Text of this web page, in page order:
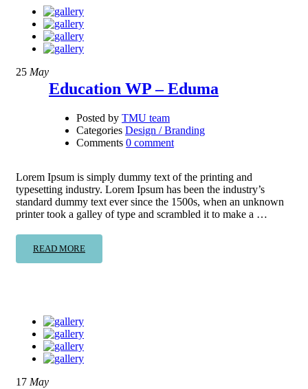
25 May
Education WP – Eduma
Posted by TMU team
Categories Design / Branding
Comments 0 comment
Lorem Ipsum is simply dummy text of the printing and
typesetting industry. Lorem Ipsum has been the industry’s
standard dummy text ever since the 1500s, when an unknown
printer took a galley of type and scrambled it to make a …
READ MORE
17 May